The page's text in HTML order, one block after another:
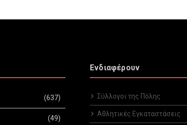
(637)
(49)
Ενδιαφέρουν
Σύλλογοι της Πόλης
Αθλητικές Εγκαταστάσεις